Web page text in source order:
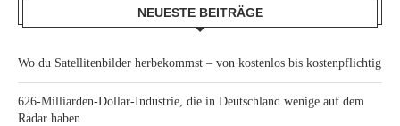
NEUESTE BEITRÄGE
Wo du Satellitenbilder herbekommst – von kostenlos bis kostenpflichtig
626-Milliarden-Dollar-Industrie, die in Deutschland wenige auf dem
Radar haben